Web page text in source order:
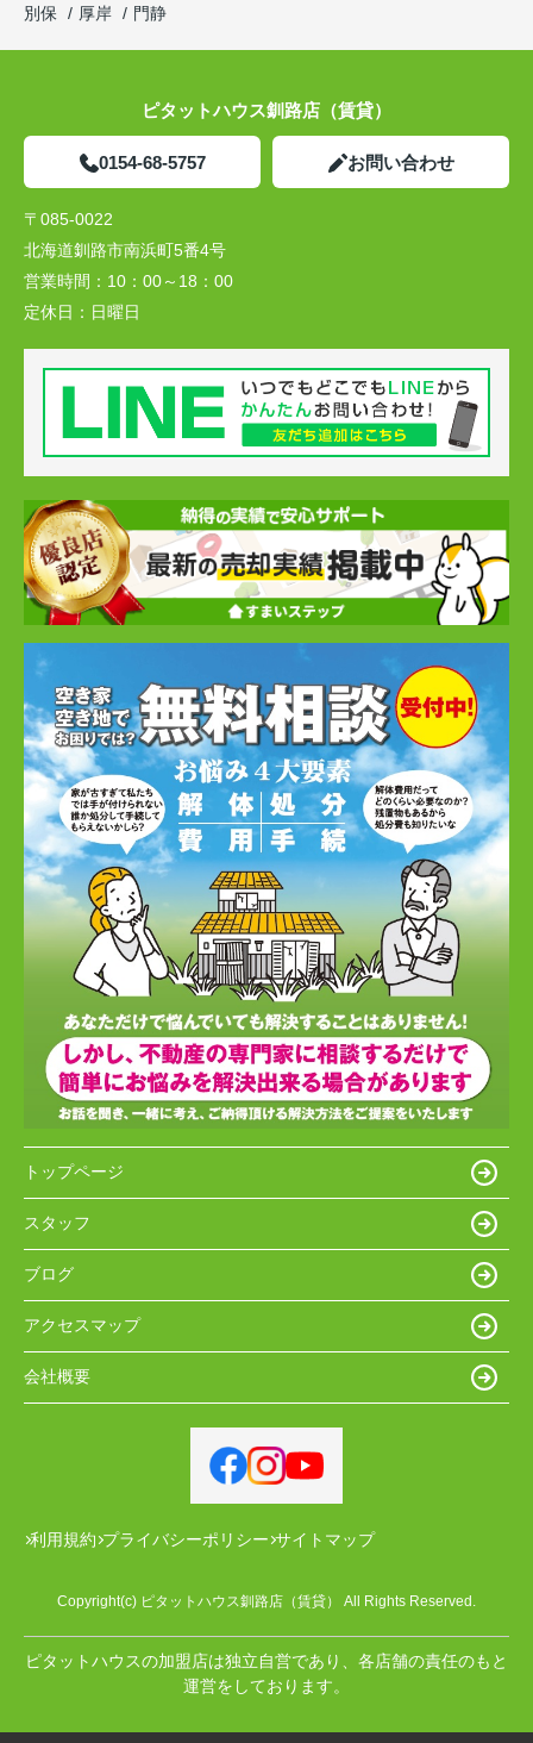
別保
厚岸 門静
ピタットハウス釧路店（賃貸）
0154-68-5757 お問い合わせ
〒085-0022
北海道釧路市南浜町5番4号
営業時間： 10：00～18：00
定休日： 日曜日
トップページ
スタッフ
ブログ
アクセスマップ
会社概要
利用規約 プライバシーポリシー サイトマップ
Copyright(c) ピタットハウス釧路店（賃貸） All Rights Reserved.
ピタットハウスの加盟店は独立自営であり、各店舗の責任のもと
運営をしております。